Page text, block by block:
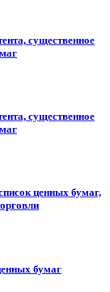
существенное
существенное
ценных бумаг,
бумаг